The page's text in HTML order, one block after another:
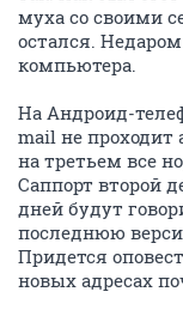
муха со своими
остался.
компьютера.
На Андроид-
mail не проходит
на третьем все
Саппорт второй
дней будут
последнюю
Придется
новых адресах